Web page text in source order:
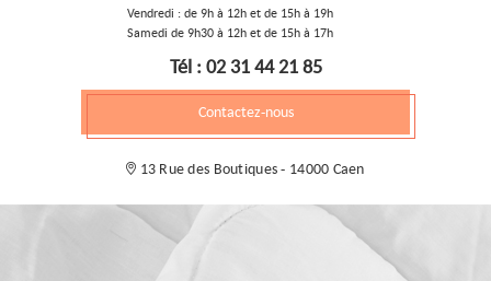
Vendredi : de 9h à 12h et de 15h à 19h
Samedi de 9h30 à 12h et de 15h à 17h
Tél : 02 31 44 21 85
Contactez-nous
13 Rue des Boutiques - 14000 Caen